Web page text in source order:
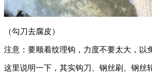
（勾刀去腐皮）
注意：要顺着纹理钩，力度不要太大，以
这里说明一下，其实钩刀、钢丝刷、钢丝